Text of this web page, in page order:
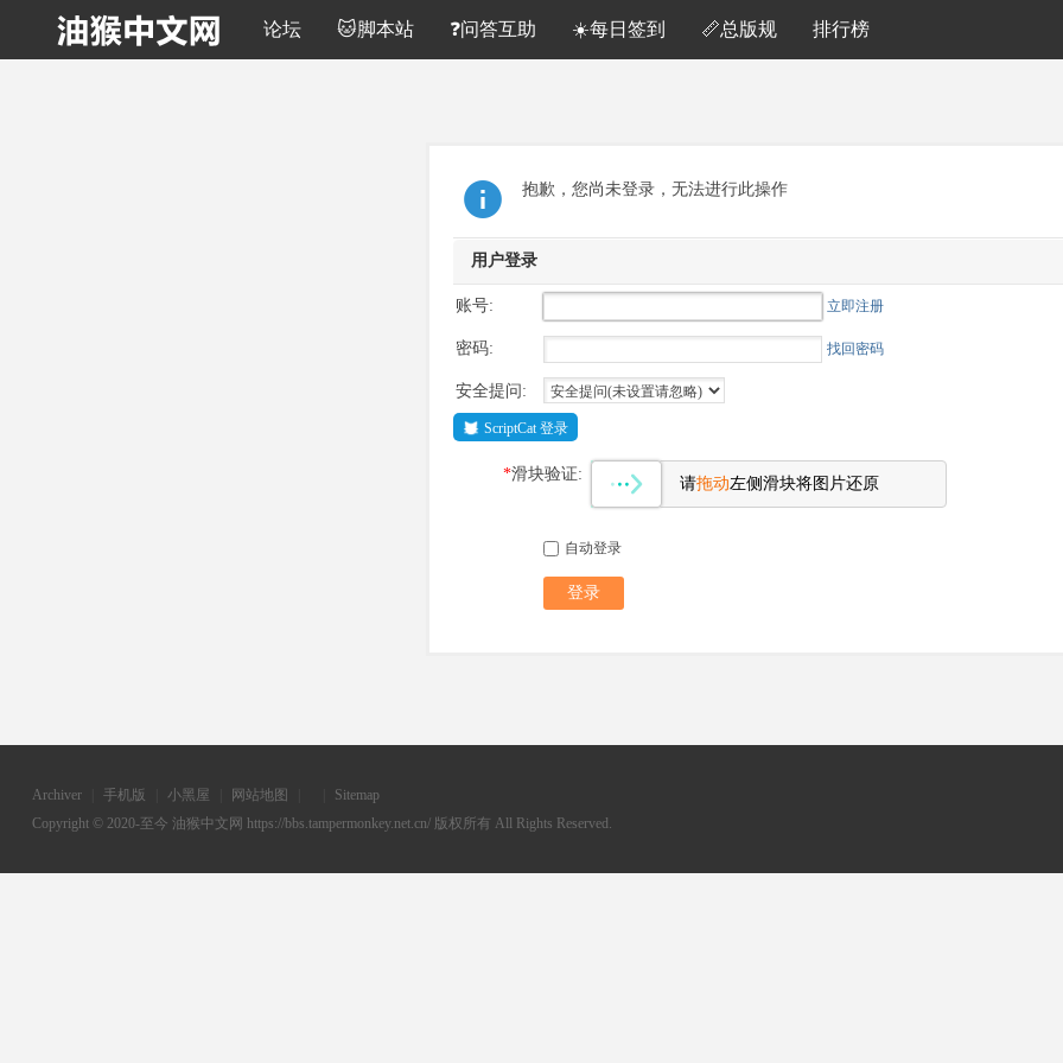
论坛 🐱脚本站 ❓问答互助 ☀️每日签到 📏总版规 排行榜
抱歉，您尚未登录，无法进行此操作
用户登录
账号: 立即注册
密码: 找回密码
安全提问:
ScriptCat 登录
*滑块验证:
请拖动左侧滑块将图片还原
自动登录
登录
Archiver 手机版 小黑屋 网站地图
Sitemap
Copyright © 2020-至今 油猴中文网 https://bbs.tampermonkey.net.cn/ 版权所有 All Rights Reserved.